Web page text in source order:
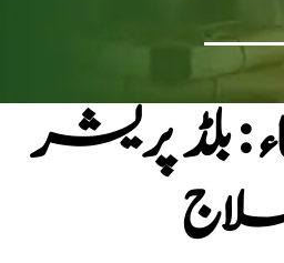
: بلڈ پریشر